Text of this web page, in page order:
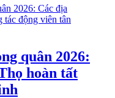
quân 2026:
hoàn tất